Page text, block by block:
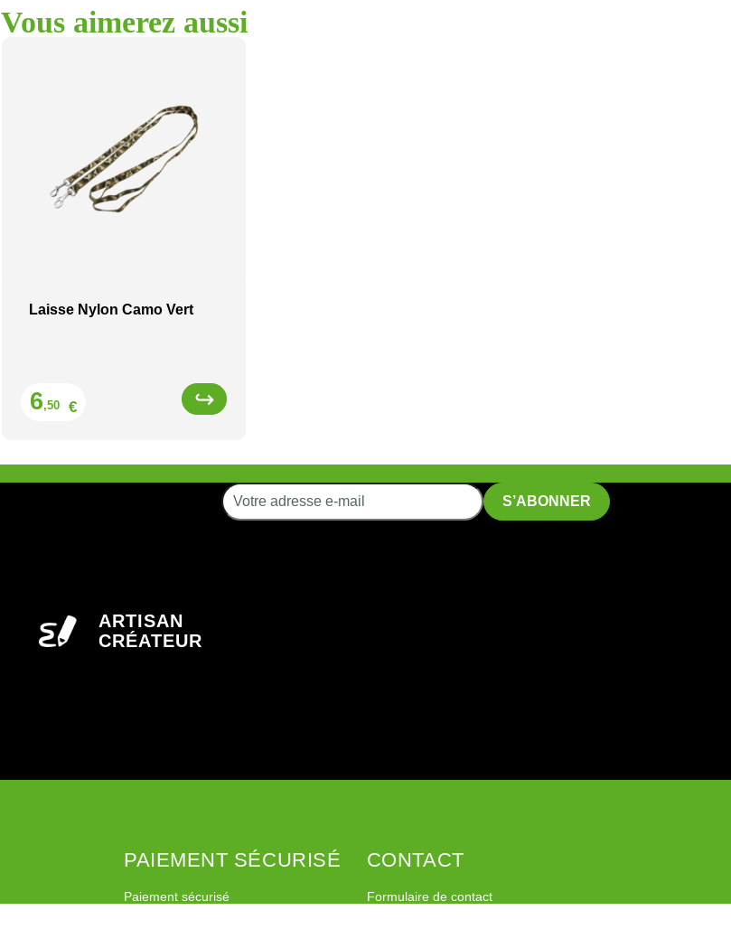
Vous aimerez aussi
Laisse Nylon Camo Vert
6,50 €
ARTISAN
CRÉATEUR
PAIEMENT SÉCURISÉ
Paiement sécurisé
CONTACT
Formulaire de contact